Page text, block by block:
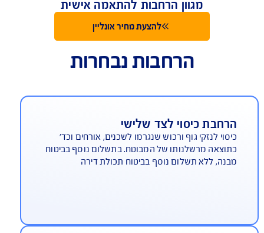
כיסוי מבנה ותכולה ניתן לרכוש בנפרד
הרחבות נבחרות
כיסוי לצד שלישי